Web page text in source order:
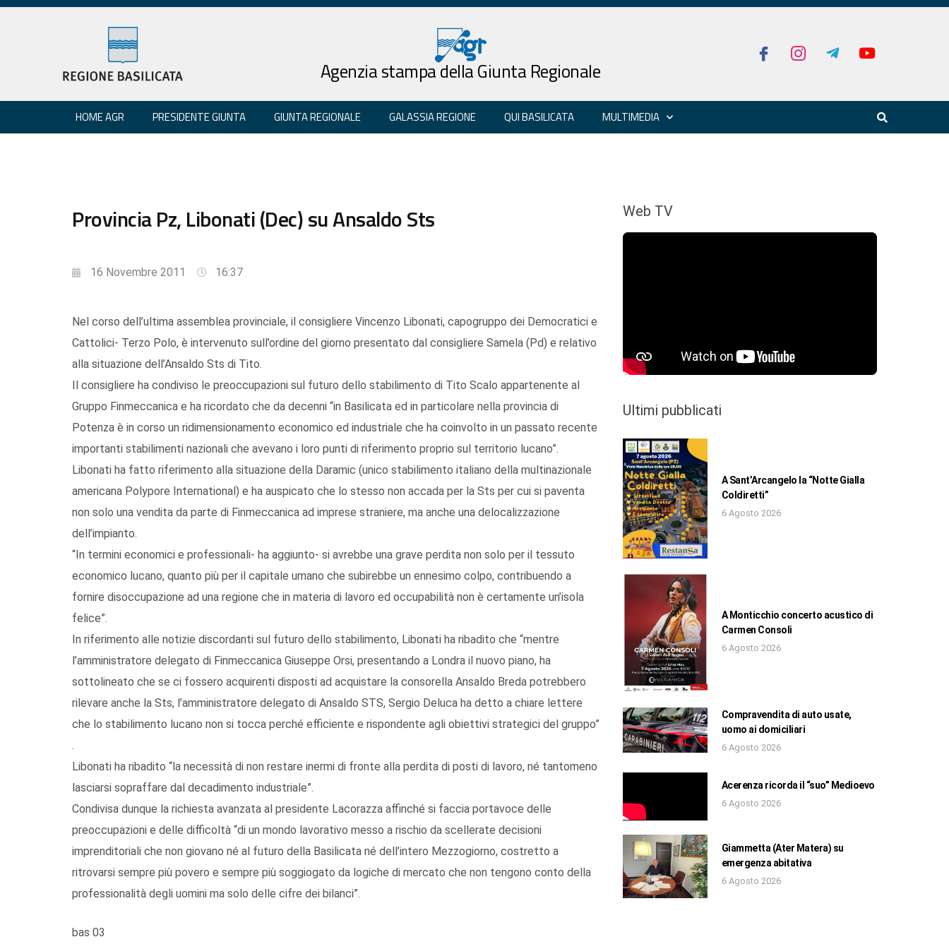
Agenzia stampa della Giunta Regionale
HOME AGR PRESIDENTE GIUNTA GIUNTA REGIONALE GALASSIA REGIONE QUI BASILICATA MULTIMEDIA
Provincia Pz, Libonati (Dec) su Ansaldo Sts
16 Novembre 2011 16:37
Nel corso dell’ultima assemblea provinciale, il consigliere Vincenzo Libonati, capogruppo dei Democratici e
Cattolici- Terzo Polo, è intervenuto sull’ordine del giorno presentato dal consigliere Samela (Pd) e relativo
alla situazione dell’Ansaldo Sts di Tito.
Il consigliere ha condiviso le preoccupazioni sul futuro dello stabilimento di Tito Scalo appartenente al
Gruppo Finmeccanica e ha ricordato che da decenni “in Basilicata ed in particolare nella provincia di
Potenza è in corso un ridimensionamento economico ed industriale che ha coinvolto in un passato recente
importanti stabilimenti nazionali che avevano i loro punti di riferimento proprio sul territorio lucano”.
Libonati ha fatto riferimento alla situazione della Daramic (unico stabilimento italiano della multinazionale
americana Polypore International) e ha auspicato che lo stesso non accada per la Sts per cui si paventa
non solo una vendita da parte di Finmeccanica ad imprese straniere, ma anche una delocalizzazione
dell’impianto.
“In termini economici e professionali- ha aggiunto- si avrebbe una grave perdita non solo per il tessuto
economico lucano, quanto più per il capitale umano che subirebbe un ennesimo colpo, contribuendo a
fornire disoccupazione ad una regione che in materia di lavoro ed occupabilità non è certamente un’isola
felice”.
In riferimento alle notizie discordanti sul futuro dello stabilimento, Libonati ha ribadito che “mentre
l’amministratore delegato di Finmeccanica Giuseppe Orsi, presentando a Londra il nuovo piano, ha
sottolineato che se ci fossero acquirenti disposti ad acquistare la consorella Ansaldo Breda potrebbero
rilevare anche la Sts, l’amministratore delegato di Ansaldo STS, Sergio Deluca ha detto a chiare lettere
che lo stabilimento lucano non si tocca perché efficiente e rispondente agli obiettivi strategici del gruppo”
.
Libonati ha ribadito “la necessità di non restare inermi di fronte alla perdita di posti di lavoro, né tantomeno
lasciarsi sopraffare dal decadimento industriale”.
Condivisa dunque la richiesta avanzata al presidente Lacorazza affinché si faccia portavoce delle
preoccupazioni e delle difficoltà “di un mondo lavorativo messo a rischio da scellerate decisioni
imprenditoriali che non giovano né al futuro della Basilicata né dell’intero Mezzogiorno, costretto a
ritrovarsi sempre più povero e sempre più soggiogato da logiche di mercato che non tengono conto della
professionalità degli uomini ma solo delle cifre dei bilanci”.
bas 03
Web TV
Ultimi pubblicati
A Sant’Arcangelo la “Notte Gialla
Coldiretti”
6 Agosto 2026
A Monticchio concerto acustico di
Carmen Consoli
6 Agosto 2026
Compravendita di auto usate,
uomo ai domiciliari
6 Agosto 2026
Acerenza ricorda il “suo” Medioevo
6 Agosto 2026
Giammetta (Ater Matera) su
emergenza abitativa
6 Agosto 2026